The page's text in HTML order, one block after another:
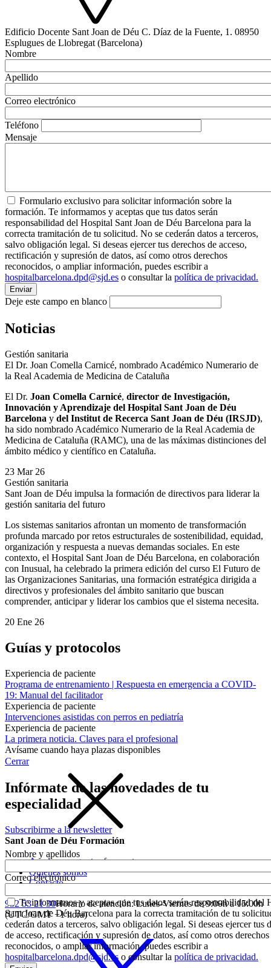
Edificio Docente Sant Joan de Déu C. Díaz de la Fuente, 1. 08950
Esplugues de Llobregat (Barcelona)
Nombre
Apellido
Correo electrónico
Teléfono
Mensaje
Formulario exclusivo para solicitar información sobre la
formación. Te informamos y aceptas que tus datos serán
responsabilidad del Hospital Sant Joan de Déu Barcelona para la
correcta tramitación de tu solicitud. No se cederán datos a terceros,
salvo obligación legal. Si deseas ejercer tus derechos de acceso,
rectificación y supresión de datos, así como otros derechos
reconocidos, o ampliar información, puedes escribir a
hospitalbarcelona.dpd@sjd.es o consultar la política de privacidad.
Deje este campo en blanco
Noticias
Gestión sanitaria
El Dr. Joan Comella Carnicé, nombrado Académico Numerario de
la Real Academia de Medicina de Cataluña
El Dr. Joan Comella Carnicé, director de Investigación,
Innovación y Aprendizaje del Hospital Sant Joan de Déu
Barcelona y del Institut de Recerca Sant Joan de Déu (IRSJD),
ha sido nombrado Académico Numerario de la Real Academia de
Medicina de Cataluña (RAMC), una de las máximas distinciones del
ámbito médico y científico en Cataluña.
23 Mar 26
Gestión sanitaria
Sant Joan de Déu impulsa la formación de directivos para liderar la
gestión sanitaria del futuro
Los sistemas sanitarios afrontan un momento de transformación
profunda marcado por retos estructurales de sostenibilidad, equidad,
organización y respuesta a nuevas demandas sociales. En este
contexto, el Hospital Sant Joan de Déu Barcelona, en colaboración
con Inusual, ha celebrado la primera edición del curso El Futuro de
las Organizaciones Sanitarias, una formación estratégica dirigida a
directivos y profesionales del ámbito sanitario que buscan
comprender, anticipar y liderar los cambios que el sistema necesita.
20 Ene 26
Guías y protocolos
Experiencia de paciente
Programa de entrenamiento | Respuesta en emergencia a COVID-
19: Manual del facilitador
Experiencia de paciente
Intervenciones asistidas con perros en pediatría
Experiencia de paciente
La primera noticia. Claves para el profesional
Avísame cuando haya plazas disponibles
Nombre y apellidos
Correo electrónico
Te informamos y aceptas que tus datos serán responsabilidad del
Sant Joan de Déu Barcelona para la correcta tramitación de tu
cederán datos a terceros, salvo obligación legal. Si deseas ejercer tus
de acceso, rectificación y supresión de datos, así como otros derechos
reconocidos, o ampliar información, puedes escribir a
hospitalbarcelona.dpd@sjd.es o consultar la política de privacidad.
Cerrar
Infórmate de las novedades de tu
especialidad
Subscribirme a la newsletter
Sant Joan de Déu Formación
Ayuda y preguntas frecuentes
Quiénes somos
Contacto
932 53 21 30Horario de atención: Lunes-Viernes de 9:00h a 15:00h
(UTC/GMT +1 hora)